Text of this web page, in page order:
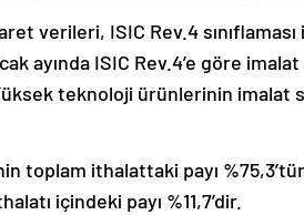
verileri, ISIC Rev.4
ayında ISIC Rev.4’e göre
teknoloji ürünlerinin imalat
toplam ithalattaki payı
içindeki payı %11,7’dir.